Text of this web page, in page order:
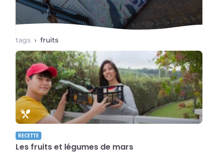
tags › fruits
RECETTE
Les fruits et légumes de mars